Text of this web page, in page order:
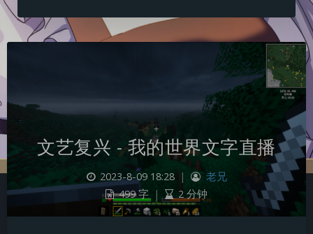
夜间模式
文艺复兴 - 我的世界文字直播
2023-8-09 18:28 |
老兄
499 字 | 2 分钟